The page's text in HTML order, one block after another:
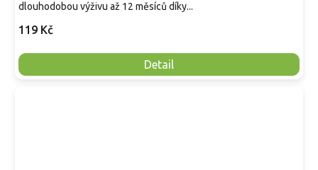
119 Kč
Detail
dlouhodobou výživu až 12 měsíců díky...